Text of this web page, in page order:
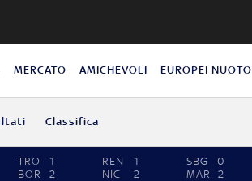
MERCATO AMICHEVOLI EUROPEI NUOTO
Classifica
TRO
1
BOR
2
REN
1
NIC
2
SBG
0
MAR
2